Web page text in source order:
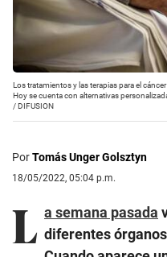
Los tratamientos y las terapias para el
Hoy se cuenta con alternativas
/DIFUSION
PorTomás Unger Golsztyn
18/05/2022, 05:04 p.m.
L a semana pasada
diferentes